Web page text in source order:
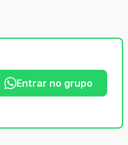
Entrar no grupo